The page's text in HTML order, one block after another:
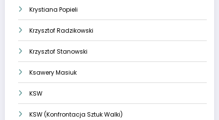
Krystiana Popieli
Krzysztof Radzikowski
Krzysztof Stanowski
Ksawery Masiuk
KSW
KSW (Konfrontacja Sztuk Walki)